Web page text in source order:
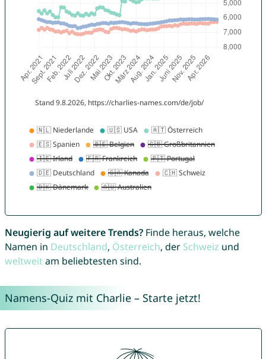
Neugierig auf weitere Trends?Finde heraus, welche
Namen in Deutschland, Österreich, der Schweiz und
weltweitam beliebtesten sind.
Namens-Quiz mit Charlie – Starte jetzt!